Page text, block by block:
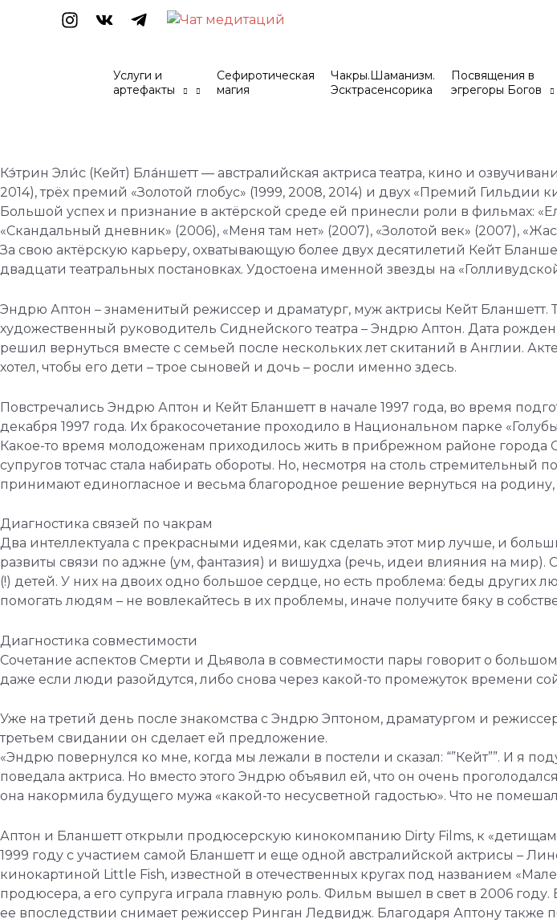
Услуги и
артефакты
Сефиротическая
магия
Чакры.Шаманизм.
Эсктрасенсорика
Посвящения в
эгрегоры Богов
Кэ́трин Эли́с (Кейт) Бла́ншетт — австралийская актриса театра, кино и
2014), трёх премий «Золотой глобус» (1999, 2008, 2014) и двух «Премий Гильдии
Большой успех и признание в актёрской среде ей принесли роли в фильмах:
«Скандальный дневник» (2006), «Меня там нет» (2007), «Золотой век» (2007),
За свою актёрскую карьеру, охватывающую более двух десятилетий Кейт
двадцати театральных постановках. Удостоена именной звезды на
Эндрю Аптон – знаменитый режиссер и драматург, муж актрисы Кейт
художественный руководитель Сиднейского театра – Эндрю Аптон. Дата
решил вернуться вместе с семьей после нескольких лет скитаний в Англии.
хотел, чтобы его дети – трое сыновей и дочь – росли именно здесь.
Повстречались Эндрю Аптон и Кейт Бланшетт в начале 1997 года, во время
декабря 1997 года. Их бракосочетание проходило в Национальном парке
Какое-то время молодоженам приходилось жить в прибрежном районе города
супругов тотчас стала набирать обороты. Но, несмотря на столь
принимают единогласное и весьма благородное решение вернуться на
Диагностика связей по чакрам
Два интеллектуала с прекрасными идеями, как сделать этот мир лучше, и
развиты связи по аджне (ум, фантазия) и вишудха (речь, идеи влияния на мир).
(!) детей. У них на двоих одно большое сердце, но есть проблема: беды других
помогать людям – не вовлекайтесь в их проблемы, иначе получите бяку в
Диагностика совместимости
Сочетание аспектов Смерти и Дьявола в совместимости пары говорит о
даже если люди разойдутся, либо снова через какой-то промежуток времени
Уже на третий день после знакомства с Эндрю Эптоном, драматургом и
третьем свидании он сделает ей предложение.
«Эндрю повернулся ко мне, когда мы лежали в постели и сказал: “”Кейт””. И я
поведала актриса. Но вместо этого Эндрю объявил ей, что он очень
она накормила будущего мужа «какой-то несусветной гадостью». Что не
Аптон и Бланшетт открыли продюсерскую кинокомпанию Dirty Films, к
1999 году с участием самой Бланшетт и еще одной австралийской актрисы –
кинокартиной Little Fish, известной в отечественных кругах под названием
продюсера, а его супруга играла главную роль. Фильм вышел в свет в 2006
ее впоследствии снимает режиссер Ринган Ледвидж. Благодаря Аптону также
записям